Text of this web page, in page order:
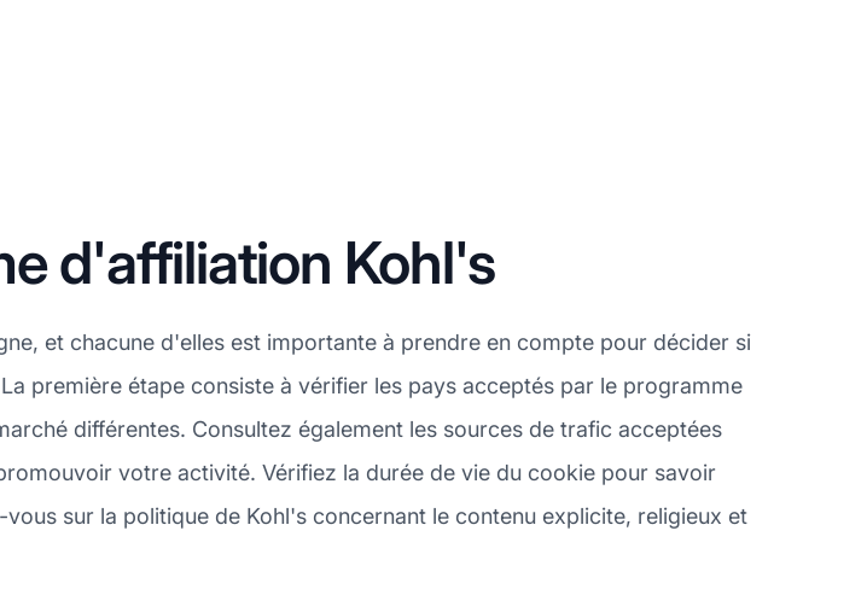
d'affiliation Kohl's
et chacune d'elles est importante à prendre en compte pour décider si
première étape consiste à vérifier les pays acceptés par le programme
différentes. Consultez également les sources de trafic acceptées
votre activité. Vérifiez la durée de vie du cookie pour savoir
sur la politique de Kohl's concernant le contenu explicite, religieux et